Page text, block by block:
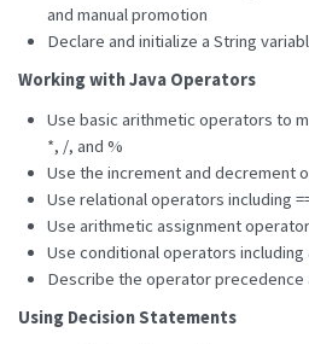
and manual promotion
Declare and initialize a String
Working with Java Operators
Use basic arithmetic operators to
*, /, and %
Use the increment and decrement
Use relational operators including
Use arithmetic assignment
Use conditional operators including
Describe the operator precedence
Using Decision Statements